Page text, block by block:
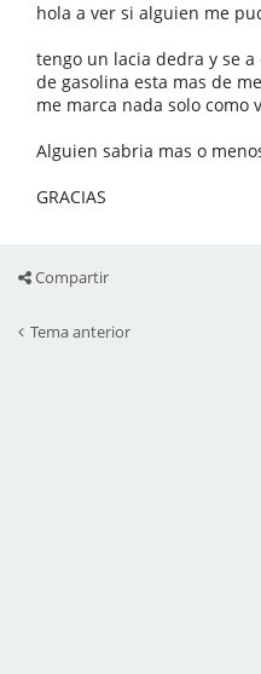
hola a ver si alguien me
tengo un lacia dedra y se
de gasolina esta mas de
me marca nada solo como
Alguien sabria mas o
GRACIAS
Compartir
Tema anterior